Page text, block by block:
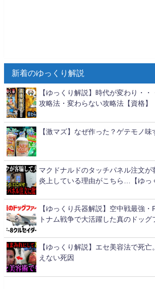
新着のゆっくり解説
【ゆっくり解説】時代が変わり・・
攻略法・変わらない攻略法【資格】
【激マズ】なぜ作った？ゲテモノ
マクドナルドのタッチパネル注文が
炎上している理由がこちら…【ゆっ
【ゆっくり兵器解説】空中戦最強
トナム戦争で大活躍した真のドッグ
【ゆっくり解説】エセ美容法で死
えない死因